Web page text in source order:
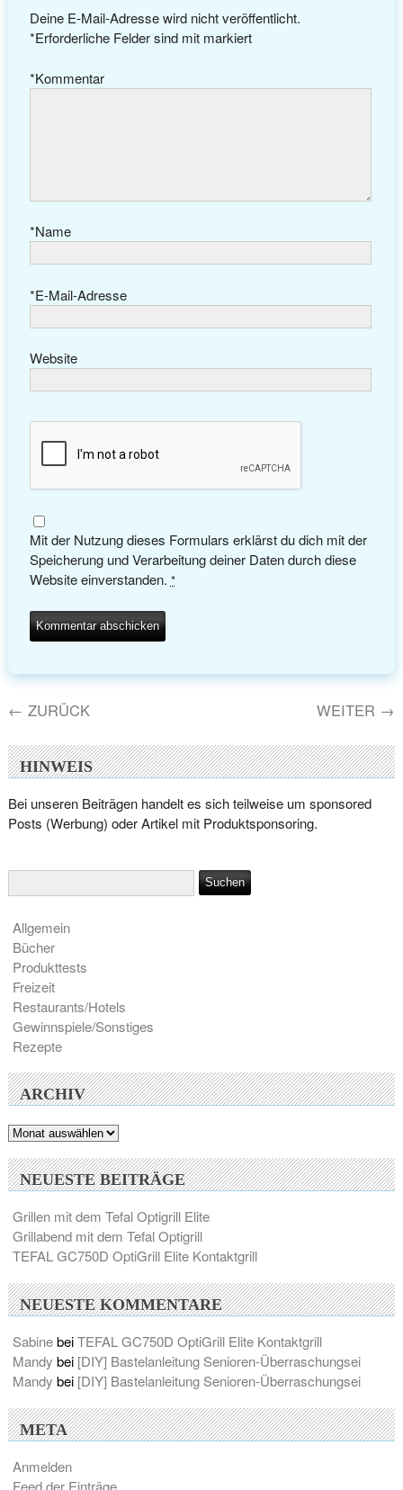
Deine E-Mail-Adresse wird nicht veröffentlicht.
Erforderliche Felder sind mit
* markiert
Kommentar
*
Name
*
E-Mail-Adresse
*
Website
Mit der Nutzung dieses Formulars erklärst du dich mit der
Speicherung und Verarbeitung deiner Daten durch diese
Website einverstanden. *
← ZURÜCK WEITER →
HINWEIS
Bei unseren Beiträgen handelt es sich teilweise um sponsored
Posts (Werbung) oder Artikel mit Produktsponsoring.
Allgemein
Bücher
Produkttests
Freizeit
Restaurants/Hotels
Gewinnspiele/Sonstiges
Rezepte
ARCHIV
Archiv
NEUESTE BEITRÄGE
Grillen mit dem Tefal Optigrill Elite
Grillabend mit dem Tefal Optigrill
TEFAL GC750D OptiGrill Elite Kontaktgrill
NEUESTE KOMMENTARE
SabinebeiTEFAL GC750D OptiGrill Elite Kontaktgrill
Mandy bei [DIY] Bastelanleitung Senioren-Überraschungsei
Mandy bei [DIY] Bastelanleitung Senioren-Überraschungsei
META
Anmelden
Feed der Einträge